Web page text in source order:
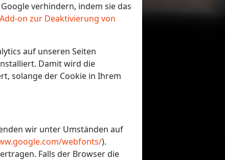
verhindern, indem sie das
on zur Deaktivierung von
auf unseren Seiten
Damit wird die
solange der Cookie in Ihrem
wir unter Umständen auf
webfonts/).
Falls der Browser die